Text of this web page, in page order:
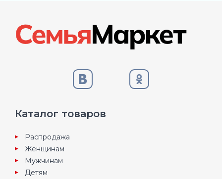
Каталог товаров
Распродажа
Женщинам
Мужчинам
Детям